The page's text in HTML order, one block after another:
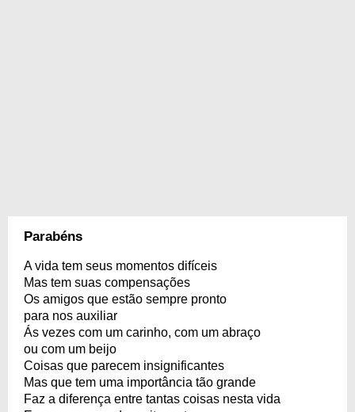
Parabéns
A vida tem seus momentos difíceis
Mas tem suas compensações
Os amigos que estão sempre pronto
para nos auxiliar
Ás vezes com um carinho, com um abraço
ou com um beijo
Coisas que parecem insignificantes
Mas que tem uma importância tão grande
Faz a diferença entre tantas coisas nesta vida